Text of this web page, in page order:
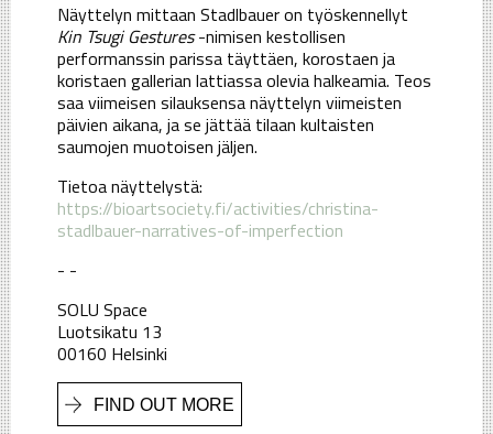
Näyttelyn mittaan Stadlbauer on työskennellyt
Kin Tsugi Gestures-nimisen kestollisen
performanssin parissa täyttäen, korostaen ja
koristaen gallerian lattiassa olevia halkeamia. Teos
saa viimeisen silauksensa näyttelyn viimeisten
päivien aikana, ja se jättää tilaan kultaisten
saumojen muotoisen jäljen.
Tietoa näyttelystä:
https://bioartsociety.fi/activities/christina-
stadlbauer-narratives-of-imperfection
- -
SOLU Space
Luotsikatu 13
00160 Helsinki
FIND OUT MORE